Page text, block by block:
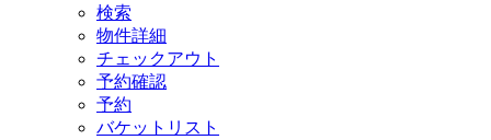
検索
物件詳細
チェックアウト
予約確認
予約
バケットリスト